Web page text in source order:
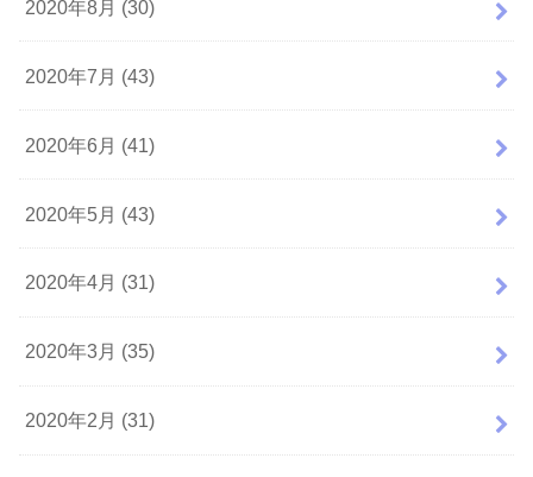
2020年8月 (30)
2020年7月 (43)
2020年6月 (41)
2020年5月 (43)
2020年4月 (31)
2020年3月 (35)
2020年2月 (31)